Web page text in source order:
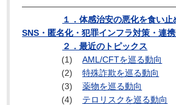
１．体感治安の悪化を食い止
SNS・匿名化・犯罪インフラ対策・連
２．最近のトピックス
(1)
AML/CFTを巡る動向
(2)
特殊詐欺を巡る動向
(3)
薬物を巡る動向
(4)
テロリスクを巡る動向